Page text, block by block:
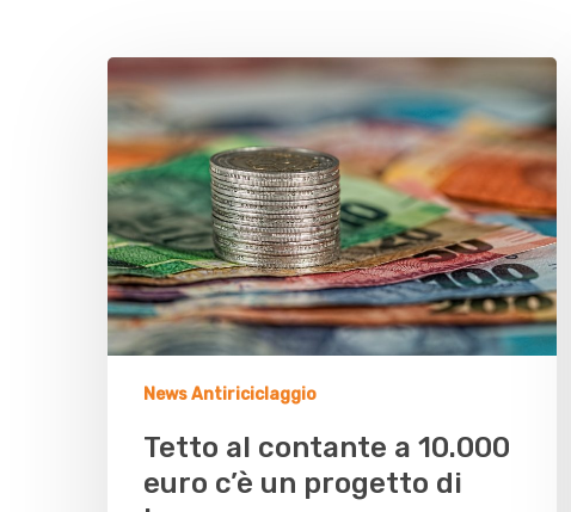
News Antiriciclaggio
Tetto al contante a 10.000
euro c’è un progetto di